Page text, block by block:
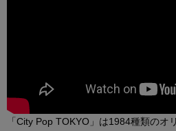
「City Pop TOKYO」は1984種類のオ